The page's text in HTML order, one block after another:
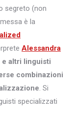
segreto (non
è la
Alessandra
altri linguisti
combinazioni
. Si
specializzati